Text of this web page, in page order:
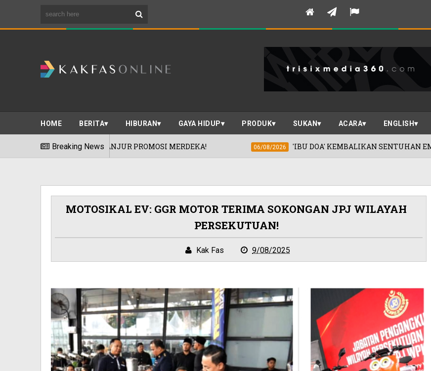
HOME BERITA HIBURAN GAYA HIDUP PRODUK SUKAN ACARA ENGLISH
Breaking News
ANJUR PROMOSI MERDEKA! 06/08/2026 'IBU DOA' KEMBALIKAN SENTUHAN EMAS KHADIJAH
MOTOSIKAL EV: GGR MOTOR TERIMA SOKONGAN JPJ WILAYAH
PERSEKUTUAN!
Kak Fas 9/08/2025